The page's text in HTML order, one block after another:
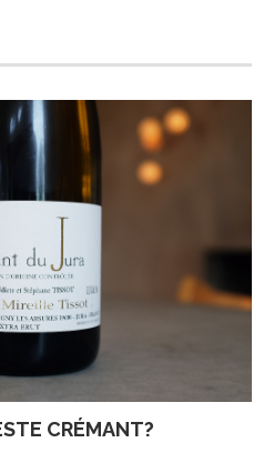
CRÉMANT?